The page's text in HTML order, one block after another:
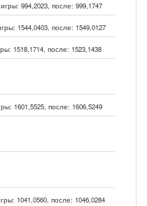
994,2023, после: 999,1747
1544,0403, после: 1549,0127
1518,1714, после: 1523,1438
1601,5525, после: 1606,5249
1041,0560, после: 1046,0284